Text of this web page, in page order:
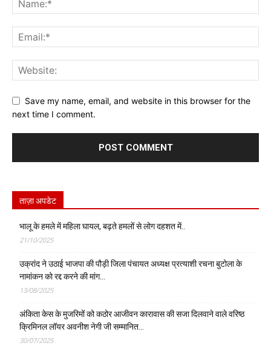
Save my name, email, and website in this browser for the
next time I comment.
ताज़ा अपडेट
भालू के हमले में महिला घायल, बढ़ते हमलों से लोग दहशत में..
21/10/2025
उक्रांद ने उठाई भाजपा की पौड़ी जिला पंचायत अध्यक्ष प्रत्याशी रचना बुटोला के
नामांकन को रद्द करने की मांग…
13/08/2025
अंकिता केस के मुजरिमों को कठोर आजीवन कारावास की सजा दिलवाने वाले वरिष्ठ
क्रिमिनल लॉयर अवनीश नेगी जी सम्मानित…
30/07/2025